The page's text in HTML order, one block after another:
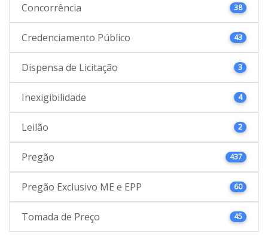
Concorrência 38
Credenciamento Público 43
Dispensa de Licitação 3
Inexigibilidade 4
Leilão 2
Pregão 437
Pregão Exclusivo ME e EPP 60
Tomada de Preço 45